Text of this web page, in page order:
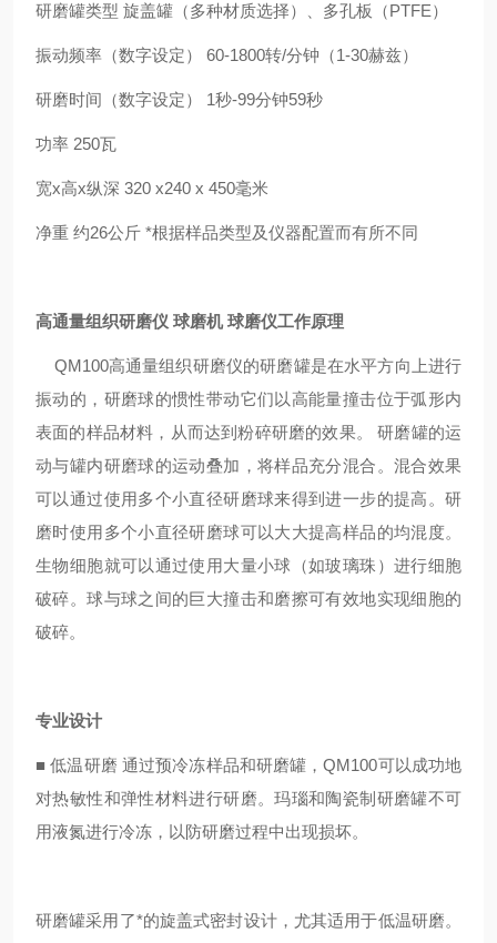
研磨罐类型 旋盖罐（多种材质选择）、多孔板（PTFE）
振动频率（数字设定） 60-1800转/分钟（1-30赫兹）
研磨时间（数字设定） 1秒-99分钟59秒
功率 250瓦
宽x高x纵深 320 x240 x 450毫米
净重 约26公斤 *根据样品类型及仪器配置而有所不同
高通量组织研磨仪 球磨机 球磨仪工作原理
QM100高通量组织研磨仪的研磨罐是在水平方向上进行
振动的，研磨球的惯性带动它们以高能量撞击位于弧形内
表面的样品材料，从而达到粉碎研磨的效果。 研磨罐的运
动与罐内研磨球的运动叠加，将样品充分混合。混合效果
可以通过使用多个小直径研磨球来得到进一步的提高。研
磨时使用多个小直径研磨球可以大大提高样品的均混度。
生物细胞就可以通过使用大量小球（如玻璃珠）进行细胞
破碎。球与球之间的巨大撞击和磨擦可有效地实现细胞的
破碎。
专业设计
■低温研磨 通过预冷冻样品和研磨罐，QM100可以成功地
对热敏性和弹性材料进行研磨。玛瑙和陶瓷制研磨罐不可
用液氮进行冷冻，以防研磨过程中出现损坏。
研磨罐采用了*的旋盖式密封设计，尤其适用于低温研磨。